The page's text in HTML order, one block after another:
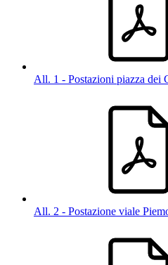
All. 1 - Postazioni piazza dei
All. 2 - Postazione viale